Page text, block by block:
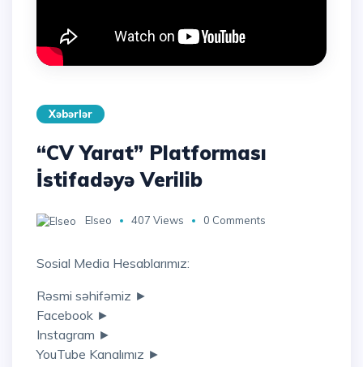
Xəbərlər
“CV Yarat” Platforması
İstifadəyə Verilib
Elseo 407 Views 0 Comments
Sosial Media Hesablarımız:
Rəsmi səhifəmiz ►
Facebook ►
Instagram ►
YouTube Kanalımız ►